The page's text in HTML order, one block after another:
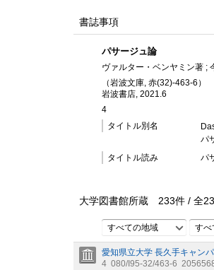
書誌事項
パサージュ論
ヴァルター・ベンヤミン著 ;
（岩波文庫, 赤(32)-463-6）
岩波書店, 2021.6
4
タイトル別名
パ
タイトル読み
パ
大学図書館所蔵 233件 / 全
すべての地域 すべ
愛知県立大学 長久手キャン
4 080/I95-32/463-6